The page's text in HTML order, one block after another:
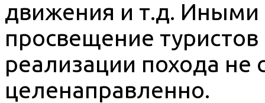
движения и т.д. Иными
просвещение
реализации похода не
целенаправленно.